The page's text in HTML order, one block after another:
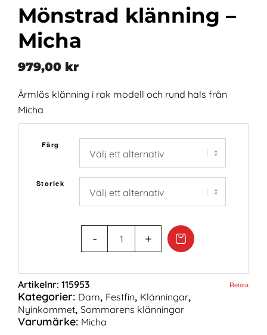
Mönstrad klänning –
Micha
979,00 kr
Ärmlös klänning i rak modell och rund hals från
Micha
Färg
Storlek
Rensa
Artikelnr: 115953
Kategorier: Dam, Festfin, Klänningar,
Nyinkommet, Sommarens klänningar
Varumärke: Micha